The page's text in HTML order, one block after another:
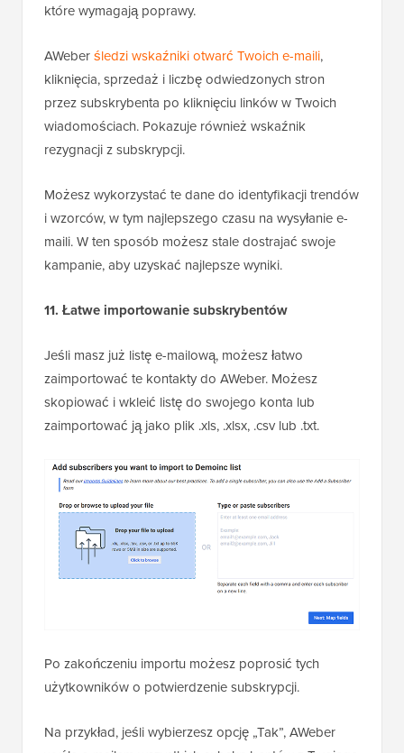
które wymagają poprawy.
AWeberśledzi wskaźniki otwarć Twoich e-maili,
kliknięcia, sprzedaż i liczbę odwiedzonych stron
przez subskrybenta po kliknięciu linków w Twoich
wiadomościach. Pokazuje również wskaźnik
rezygnacji z subskrypcji.
Możesz wykorzystać te dane do identyfikacji trendów
i wzorców, w tym najlepszego czasu na wysyłanie e-
maili. W ten sposób możesz stale dostrajać swoje
kampanie, aby uzyskać najlepsze wyniki.
11. Łatwe importowanie subskrybentów
Jeśli masz już listę e-mailową, możesz łatwo
zaimportować te kontakty do AWeber. Możesz
skopiować i wkleić listę do swojego konta lub
zaimportować ją jako plik .xls, .xlsx, .csv lub .txt.
Po zakończeniu importu możesz poprosić tych
użytkowników o potwierdzenie subskrypcji.
Na przykład, jeśli wybierzesz opcję „Tak”, AWeber